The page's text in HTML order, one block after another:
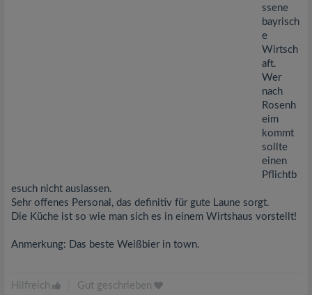
ssene
bayrisch
e
Wirtsch
aft.
Wer
nach
Rosenh
eim
kommt
sollte
einen
Pflichtb
esuch nicht auslassen.
Sehr offenes Personal, das definitiv für gute Laune sorgt.
Die Küche ist so wie man sich es in einem Wirtshaus vorstellt!
Anmerkung: Das beste Weißbier in town.
Hilfreich Gut geschrieben